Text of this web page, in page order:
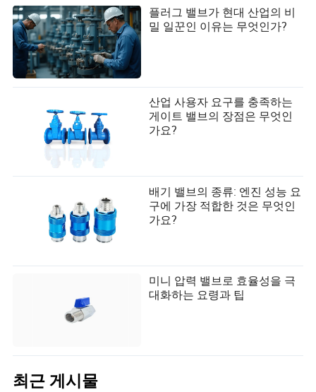
플러그 밸브가 현대 산업의 비
밀 일꾼인 이유는 무엇인가?
산업 사용자 요구를 충족하는
게이트 밸브의 장점은 무엇인
가요?
배기 밸브의 종류: 엔진 성능 요
구에 가장 적합한 것은 무엇인
가요?
미니 압력 밸브로 효율성을 극
대화하는 요령과 팁
최근 게시물